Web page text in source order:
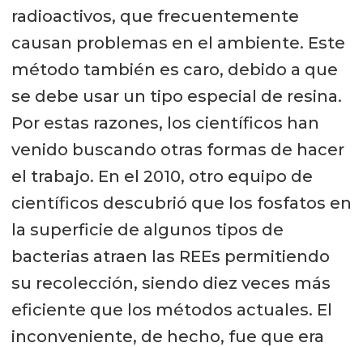
radioactivos, que frecuentemente
causan problemas en el ambiente. Este
método también es caro, debido a que
se debe usar un tipo especial de resina.
Por estas razones, los científicos han
venido buscando otras formas de hacer
el trabajo. En el 2010, otro equipo de
científicos descubrió que los fosfatos en
la superficie de algunos tipos de
bacterias atraen las REEs permitiendo
su recolección, siendo diez veces más
eficiente que los métodos actuales. El
inconveniente, de hecho, fue que era